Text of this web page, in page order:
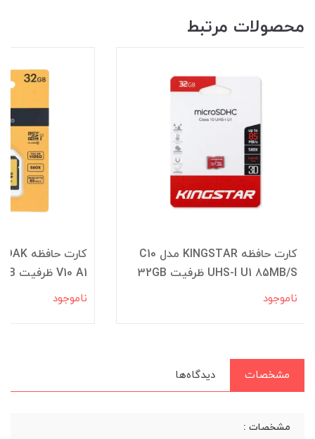
محصولات مرتبط
کارت حافظه KINGSTAR مدل C10
UHS-I U1 85MB/S ظرفیت 32GB
ناموجود
V10 A1 ظرفیت 32GB
ناموجود
مشخصات دیدگاه‌ها
مشخصات :